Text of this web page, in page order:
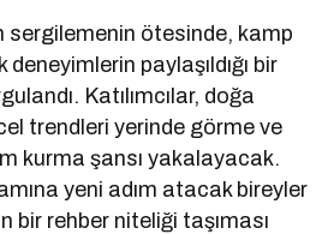
sergilemenin ötesinde, kamp
paylaşıldığı bir
Katılımcılar, doğa
trendleri yerinde görme ve
kurma şansı yakalayacak.
yeni adım atacak bireyler
bir rehber niteliği taşıması